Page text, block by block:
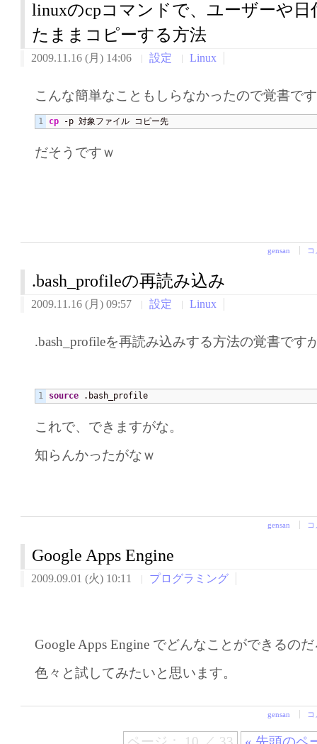
linuxのcpコマンドで、ユーザーや
たままコピーする方法
2009.11.16 (月) 14:06 設定 Linux
こんな簡単なこともしらなかったので覚書です
cp -p 対象ファイル コピー先
だそうですｗ
gensan
.bash_profileの再読み込み
2009.11.16 (月) 09:57 設定 Linux
.bash_profileを再読み込みする方法の覚書です
source .bash_profile
これで、できますがな。
知らんかったがなｗ
gensan
Google Apps Engine
2009.09.01 (火) 10:11 プログラミング
Google Apps Engine でどんなことができるの
色々と試してみたいと思います。
gensan